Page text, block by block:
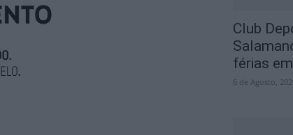
Club
férias
6 de Agosto,